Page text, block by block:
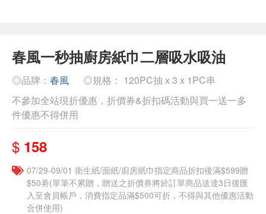
春風一秒抽廚房紙巾二層吸水吸油
◎品牌： 春風
◎規格： 120PC抽 x 3 x 1PC串
不參加全站現折優惠，折價券&折扣碼活動與買一送一多
件優惠不得併用
$ 158
07/29-09/01 衛生紙/面紙/廚房紙巾指定商品折扣後滿$599贈
$50劵(單筆不累贈，贈送之折價券將於訂單商品送達3日後匯
入至會員帳戶，消費指定品滿$500可折，不得與其他優惠活動
合併使用)